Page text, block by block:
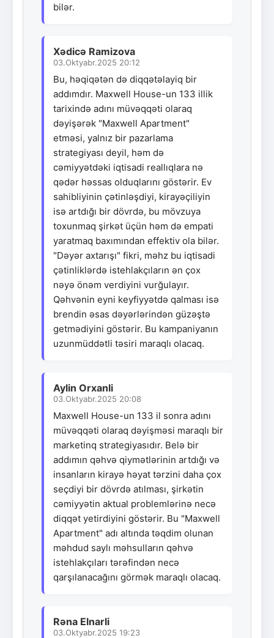
bilər.
Xədicə Ramizova
03.Oktyabr.2025 20:12
Bu, həqiqətən də diqqətəlayiq bir
addımdır. Maxwell House-un 133 illik
tarixində adını müvəqqəti olaraq
dəyişərək "Maxwell Apartment"
etməsi, yalnız bir pazarlama
strategiyası deyil, həm də
cəmiyyətdəki iqtisadi reallıqlara nə
qədər həssas olduqlarını göstərir. Ev
sahibliyinin çətinləşdiyi, kirayəçiliyin
isə artdığı bir dövrdə, bu mövzuya
toxunmaq şirkət üçün həm də empati
yaratmaq baxımından effektiv ola bilər.
"Dəyər axtarışı" fikri, məhz bu iqtisadi
çətinliklərdə istehlakçıların ən çox
nəyə önəm verdiyini vurğulayır.
Qəhvənin eyni keyfiyyətdə qalması isə
brendin əsas dəyərlərindən güzəştə
getmədiyini göstərir. Bu kampaniyanın
uzunmüddətli təsiri maraqlı olacaq.
Aylin Orxanli
03.Oktyabr.2025 20:08
Maxwell House-un 133 il sonra adını
müvəqqəti olaraq dəyişməsi maraqlı bir
marketinq strategiyasıdır. Belə bir
addımın qəhvə qiymətlərinin artdığı və
insanların kirayə həyat tərzini daha çox
seçdiyi bir dövrdə atılması, şirkətin
cəmiyyətin aktual problemlərinə necə
diqqət yetirdiyini göstərir. Bu "Maxwell
Apartment" adı altında təqdim olunan
məhdud saylı məhsulların qəhvə
istehlakçıları tərəfindən necə
qarşılanacağını görmək maraqlı olacaq.
Rəna Elnarli
03.Oktyabr.2025 19:23